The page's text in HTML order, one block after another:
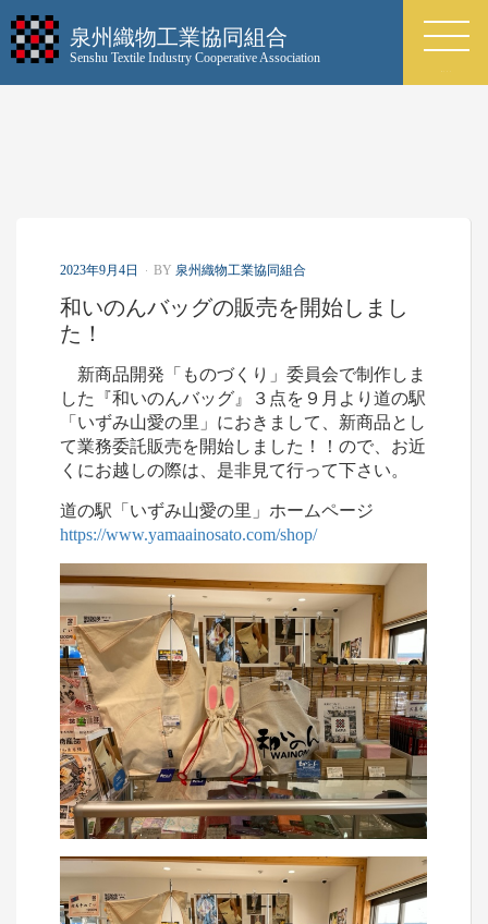
泉州織物工業協同組合
Senshu Textile Industry Cooperative Association
P
S
T
E
N
2023年9月4日 BY 泉州織物工業協同組合
和いのんバッグの販売を開始しまし
た！
新商品開発「ものづくり」委員会で制作しま
した『和いのんバッグ』３点を９月より道の駅
「いずみ山愛の里」におきまして、新商品とし
て業務委託販売を開始しました！！ので、お近
くにお越しの際は、是非見て行って下さい。
道の駅「いずみ山愛の里」ホームページ
https://www.yamaainosato.com/shop/